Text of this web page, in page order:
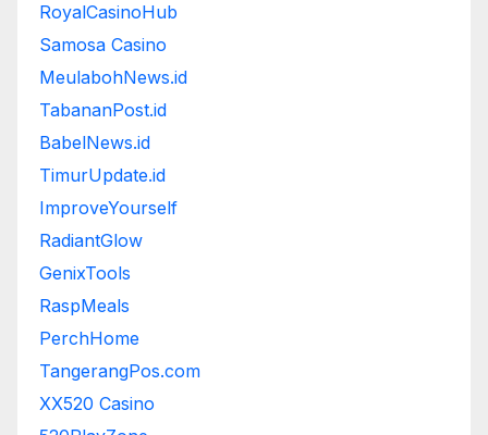
RoyalCasinoHub
Samosa Casino
MeulabohNews.id
TabananPost.id
BabelNews.id
TimurUpdate.id
ImproveYourself
RadiantGlow
GenixTools
RaspMeals
PerchHome
TangerangPos.com
XX520 Casino